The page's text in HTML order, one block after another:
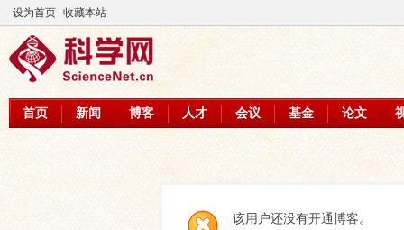
设为首页 收藏本站
首页 新闻 博客 人才 会议 基金 论文
该用户还没有开通博客。